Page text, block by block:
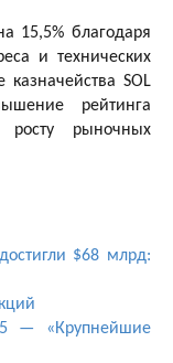
15,5% благодаря
и технических
казначейства SOL
рейтинга
росту рыночных
$68 млрд:
— «Крупнейшие